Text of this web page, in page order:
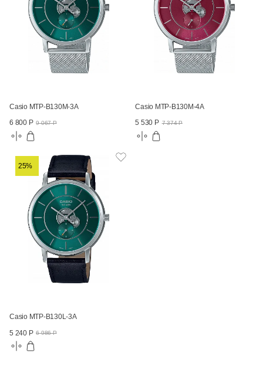
Casio MTP-B130M-3A
6 800 Р 9 067 Р
Casio MTP-B130M-4A
5 530 Р 7 374 Р
25%
Casio MTP-B130L-3A
5 240 Р 6 986 Р